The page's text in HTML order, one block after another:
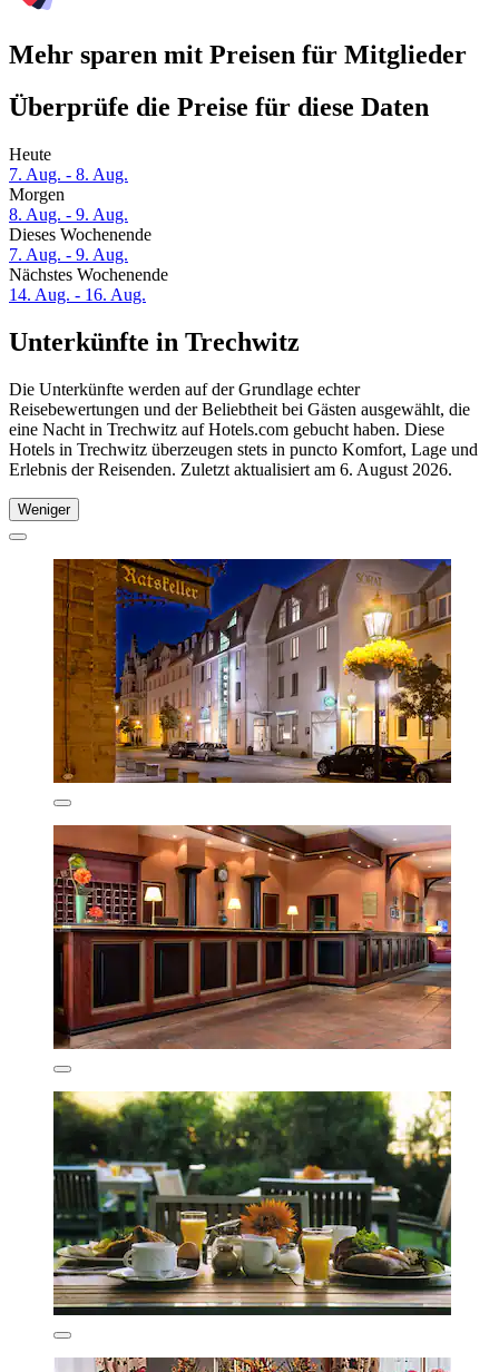
Mehr sparen mit Preisen für Mitglieder
Überprüfe die Preise für diese Daten
Heute
7. Aug. - 8. Aug.
Morgen
8. Aug. - 9. Aug.
Dieses Wochenende
7. Aug. - 9. Aug.
Nächstes Wochenende
14. Aug. - 16. Aug.
Unterkünfte in Trechwitz
Die Unterkünfte werden auf der Grundlage echter
Reisebewertungen und der Beliebtheit bei Gästen ausgewählt, die
eine Nacht in Trechwitz auf Hotels.com gebucht haben. Diese
Hotels in Trechwitz überzeugen stets in puncto Komfort, Lage und
Erlebnis der Reisenden. Zuletzt aktualisiert am 6. August 2026.
Weniger